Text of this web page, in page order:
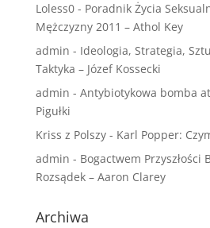
Loless0- Poradnik Życia
Mężczyzny 2011 – Athol Key
admin - Ideologia, Strategia,
Taktyka – Józef Kossecki
admin - Antybiotykowa bomba
Pigułki
Kriss z Polszy- Karl Popper:
admin - Bogactwem Przyszłości
Rozsądek – Aaron Clarey
Archiwa